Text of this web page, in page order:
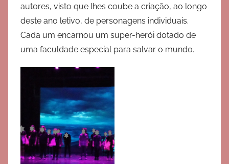
autores, visto que lhes coube a criação, ao longo
deste ano letivo, de personagens individuais.
Cada um encarnou um super-herói dotado de
uma faculdade especial para salvar o mundo.